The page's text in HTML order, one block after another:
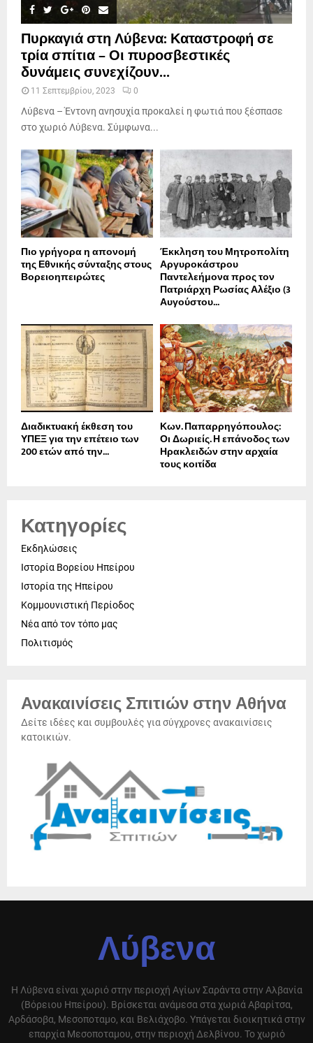
Πυρκαγιά στη Λύβενα: Καταστροφή σε
τρία σπίτια – Οι πυροσβεστικές
δυνάμεις συνεχίζουν...
11 Σεπτεμβρίου, 2023 0
Λύβενα – Έντονη ανησυχία προκαλεί η φωτιά που ξέσπασε
στο χωριό Λύβενα. Σύμφωνα...
Πιο γρήγορα η απονοµή
της Εθνικής σύνταξης στους
Βορειοηπειρώτες
Έκκληση του Μητροπολίτη
Αργυροκάστρου
Παντελεήμονα προς τον
Πατριάρχη Ρωσίας Αλέξιο (3
Αυγούστου...
Διαδικτυακή έκθεση του
ΥΠΕΞ για την επέτειο των
200 ετών από την...
Κων. Παπαρρηγόπουλος:
Οι Δωριείς. Η επάνοδος των
Ηρακλειδών στην αρχαία
τους κοιτίδα
Κατηγορίες
Εκδηλώσεις
Ιστορία Βορείου Ηπείρου
Ιστορία της Ηπείρου
Κομμουνιστική Περίοδος
Νέα από τον τόπο μας
Πολιτισμός
Ανακαινίσεις Σπιτιών στην Αθήνα
Δείτε ιδέες και συμβουλές για σύγχρονες ανακαινίσεις
κατοικιών.
Λύβενα
Η Λύβενα είναι χωριό στην περιοχή Αγίων Σαράντα στην Αλβανία
(Βόρειου Ηπείρου). Βρίσκεται ανάμεσα στα χωριά Αβαρίτσα,
Αρδάσοβα, Μεσοποταμο, και Βελιάχοβο. Υπάγεται διοικητικά στην
επαρχία Μεσοποταμου, στην περιοχή Δελβίνου. Το χωριό